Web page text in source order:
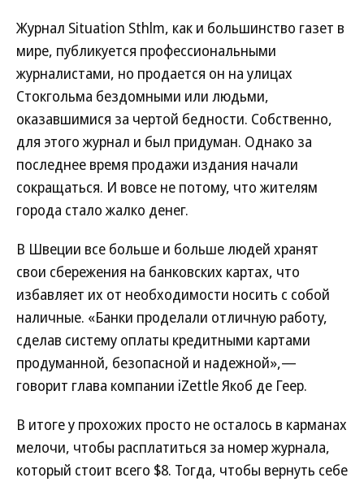
Журнал Situation Sthlm, как и большинство газет в
мире, публикуется профессиональными
журналистами, но продается он на улицах
Стокгольма бездомными или людьми,
оказавшимися за чертой бедности. Собственно,
для этого журнал и был придуман. Однако за
последнее время продажи издания начали
сокращаться. И вовсе не потому, что жителям
города стало жалко денег.
В Швеции все больше и больше людей хранят
свои сбережения на банковских картах, что
избавляет их от необходимости носить с собой
наличные. «Банки проделали отличную работу,
сделав систему оплаты кредитными картами
продуманной, безопасной и надежной»,—
говорит глава компании iZettle Якоб де Геер.
В итоге у прохожих просто не осталось в карманах
мелочи, чтобы расплатиться за номер журнала,
который стоит всего $8. Тогда, чтобы вернуть себе